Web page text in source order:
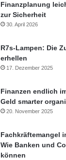
Finanzplanung
zur Sicherheit
30. April 2026
R7s-Lampen: Die
erhellen
17. Dezember 2025
Finanzen endlich
Geld smarter
20. November 2025
Fachkräftemangel
Wie Banken und
können